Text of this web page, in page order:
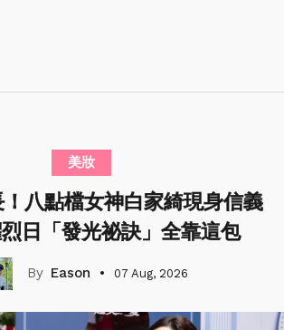
美妝
八點檔女神白家綺現身信義
日「發光祕訣」全靠這包
Eason 07 Aug, 2026